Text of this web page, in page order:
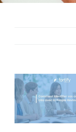
Voir
l'image
agrandie